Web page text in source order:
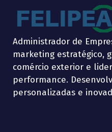
Administrador de
marketing estratégico,
comércio exterior e
performance.
personalizadas e